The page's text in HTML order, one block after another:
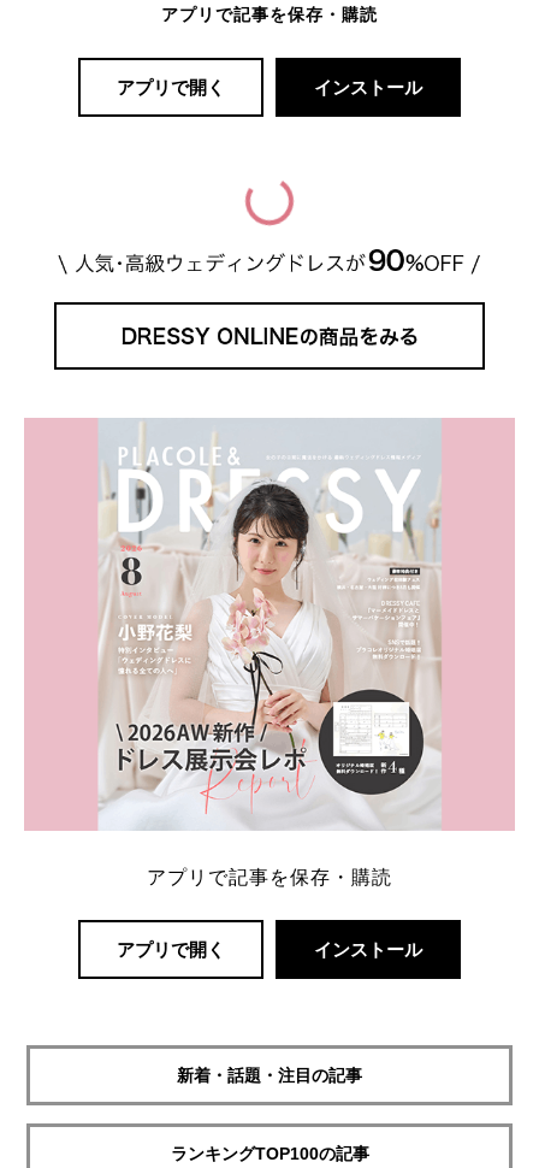
アプリで記事を保存・購読
アプリで開く インストール
アプリで記事を保存・購読
アプリで開く インストール
新着・話題・注目の記事
ランキングTOP100の記事